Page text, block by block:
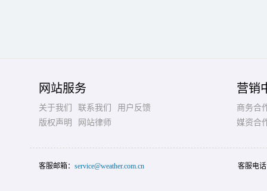
网站服务
关于我们 联系我们
用户反馈
版权声明
网站律师
营销
商务合
媒资合
客服邮箱： service@weather.com.cn 客服电